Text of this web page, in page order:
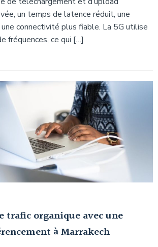
un temps de latence réduit, une
connectivité plus fiable. La 5G utilise
fréquences, ce qui […]
trafic organique avec une
à Marrakech